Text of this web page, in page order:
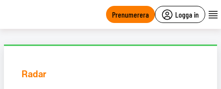
Prenumerera Logga in
Radar